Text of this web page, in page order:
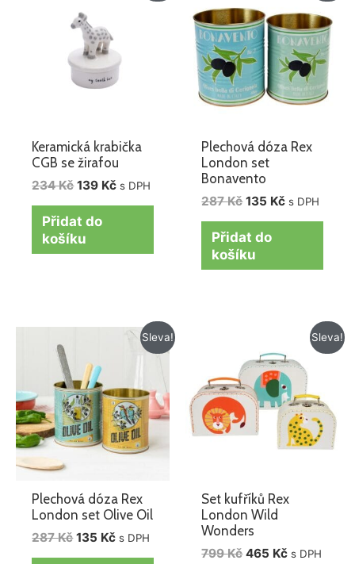
Keramická krabička
CGB se žirafou
234Kč
byla:
234 Kč.
139 Kč s DPH
Přidat do
košíku
Plechová dóza Rex
London set
Bonavento
287Kč
byla:
287 Kč.
135 Kč
je:
135 Kč.
s DPH
Přidat do
košíku
Sleva!
Plechová dóza Rex
London set Olive Oil
287Kč
byla:
287 Kč.
135 Kč
Aktuální
cena
s DPH
Sleva!
Set kufříků Rex
London Wild
Wonders
799Kč
byla:
799 Kč.
465 Kč
Aktuální
cena
je:
465 Kč.
s DPH